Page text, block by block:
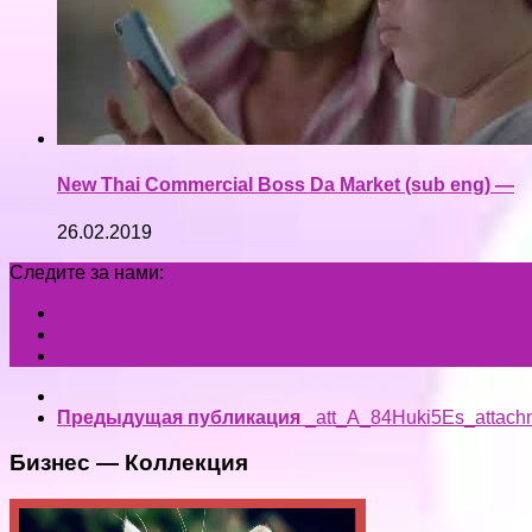
New Thai Commercial Boss Da Market (sub eng) —
26.02.2019
Следите за нами:
Предыдущая публикация
Бизнес — Коллекция